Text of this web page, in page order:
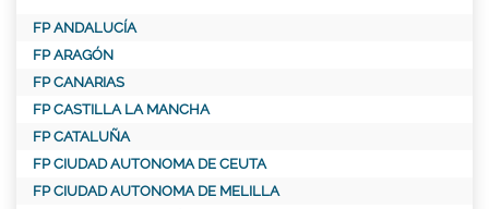
FP ANDALUCÍA
FP ARAGÓN
FP CANARIAS
FP CASTILLA LA MANCHA
FP CATALUÑA
FP CIUDAD AUTONOMA DE CEUTA
FP CIUDAD AUTONOMA DE MELILLA